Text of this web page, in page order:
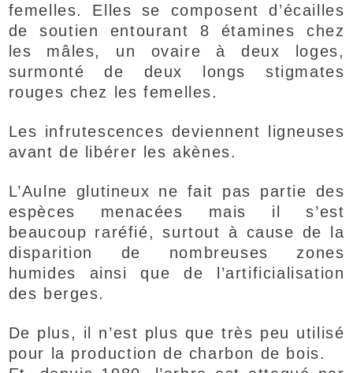
femelles. Elles se composent d’écailles
de soutien entourant 8 étamines chez
les mâles, un ovaire à deux loges,
surmonté de deux longs stigmates
rouges chez les femelles.
Les infrutescences deviennent ligneuses
avant de libérer les akènes.
L’Aulne glutineux ne fait pas partie des
espèces menacées mais il s’est
beaucoup raréfié, surtout à cause de la
disparition de nombreuses zones
humides ainsi que de l’artificialisation
des berges.
De plus, il n’est plus que très peu utilisé
pour la production de charbon de bois.